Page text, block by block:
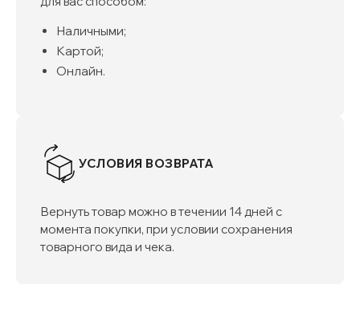
Наличными;
Картой;
Онлайн.
УСЛОВИЯ ВОЗВРАТА
Вернуть товар можно в течении 14 дней с
момента покупки, при условии сохранения
товарного вида и чека.